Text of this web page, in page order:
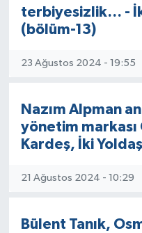
terbiyesizlik… -
(bölüm-13)
23 Ağustos 2024 - 19:55
Nazım Alpman
yönetim markası
Kardeş, İki
21 Ağustos 2024 - 10:29
Bülent Tanık,